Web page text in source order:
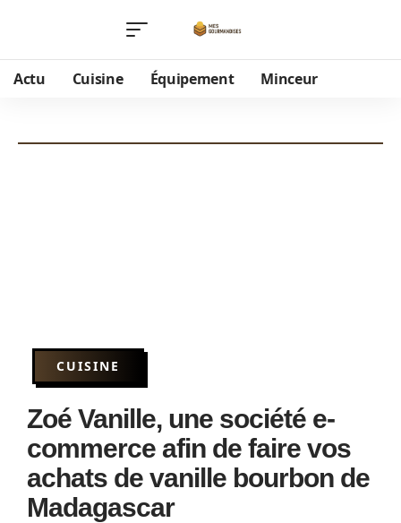
Actu Cuisine Équipement Minceur
CUISINE
Zoé Vanille, une société e-
commerce afin de faire vos
achats de vanille bourbon de
Madagascar